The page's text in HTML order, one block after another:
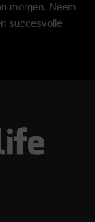
morgen. Neem
succesvolle